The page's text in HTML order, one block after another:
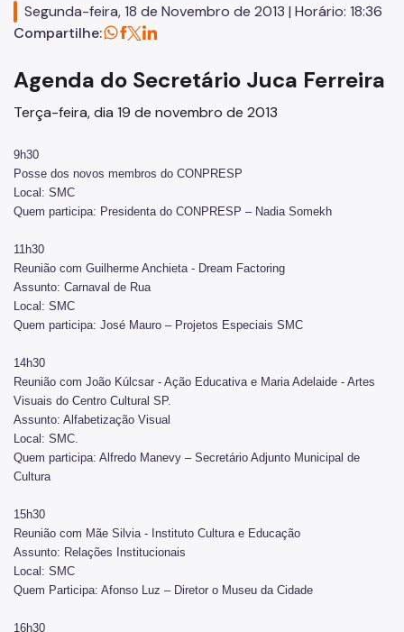
Concursos
Rede Daora
Piapi
Piá
Vocacional
Jovem Monitor Cultural
Fundação Theatro Municipal
Notícias da Cultura
Nossos Espaços
Bibliotecas
Casas de Cultura
Centros Culturais
Segunda-feira, 18 de Novembro de 2013 | Horário: 18:36
Compartilhe:
Agenda do Secretário Juca Ferreira
Terça-feira, dia 19 de novembro de 2013
9h30
Posse dos novos membros do CONPRESP
Local: SMC
Quem participa: Presidenta do CONPRESP – Nadia Somekh
11h30
Reunião com Guilherme Anchieta - Dream Factoring
Assunto: Carnaval de Rua
Local: SMC
Quem participa: José Mauro – Projetos Especiais SMC
14h30
Reunião com João Kúlcsar - Ação Educativa e Maria Adelaide - Artes
Visuais do Centro Cultural SP.
Assunto: Alfabetização Visual
Local: SMC.
Quem participa: Alfredo Manevy – Secretário Adjunto Municipal de
Cultura
15h30
Reunião com Mãe Silvia - Instituto Cultura e Educação
Assunto: Relações Institucionais
Local: SMC
Quem Participa: Afonso Luz – Diretor o Museu da Cidade
16h30